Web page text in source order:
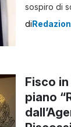
sospiro di
mese,
di
Fisco
piano